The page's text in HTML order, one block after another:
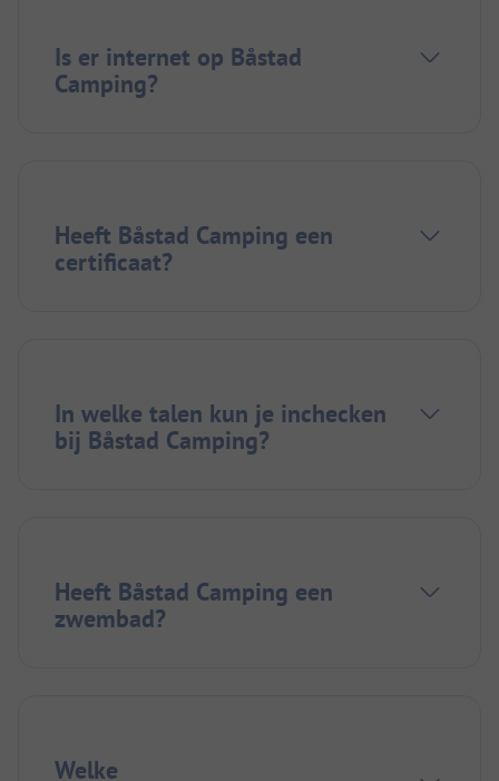
Is er internet op Båstad
Camping?
Heeft Båstad Camping een
certificaat?
In welke talen kun je inchecken
bij Båstad Camping?
Heeft Båstad Camping een
zwembad?
Welke